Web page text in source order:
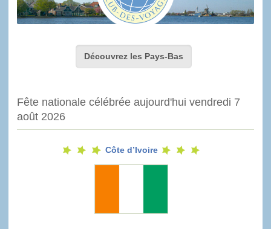
Découvrez les Pays-Bas
Fête nationale célébrée aujourd'hui vendredi 7
août 2026
Côte d’Ivoire